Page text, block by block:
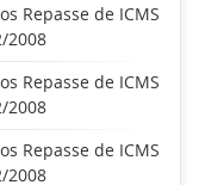
Repasse de ICMS
2008
Repasse de ICMS
2008
Repasse de ICMS
2008